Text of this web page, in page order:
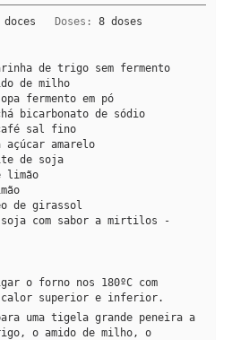
Doses:8 doses
de trigo sem fermento
de milho
fermento em pó
bicarbonato de sódio
sal fino
açúcar amarelo
de soja
limão
de girassol
com sabor a mirtilos -
o forno nos 180ºC com
calor superior e inferior.
uma tigela grande peneira a
o amido de milho, o